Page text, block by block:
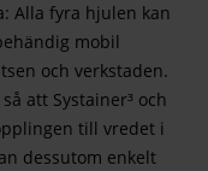
Alla fyra hjulen kan
mobil
och verkstaden.
att Systainer³ och
till vredet i
dessutom enkelt